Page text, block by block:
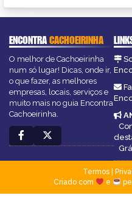
ENCONTRACACHOEIRINHA
O melhor de Cachoeirinha
num só lugar! Dicas, onde ir,
o que fazer, as melhores
empresas, locais, serviços e
muito mais no guia Encontra
Cachoeirinha.
Termos|
Criado com
e